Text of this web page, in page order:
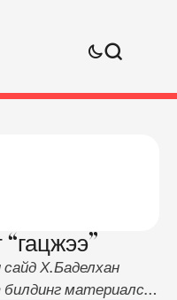
Х.Баделхан
материалс”,